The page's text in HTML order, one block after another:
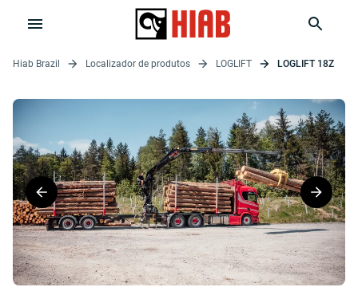
Hiab Brazil Localizador de produtos LOGLIFT LOGLIFT 18Z